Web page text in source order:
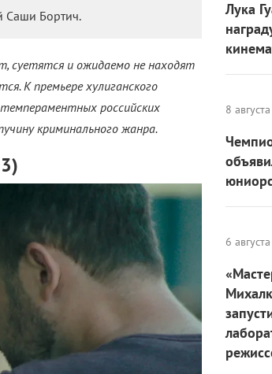
Саши Бортич.
суетятся и ожидаемо не находят
К премьере хулиганского
российских
криминального жанра.
Лука
8
6